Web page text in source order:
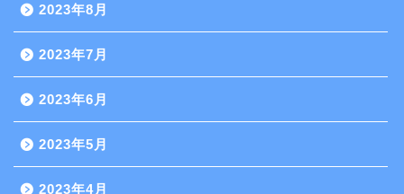
2023年8月
2023年7月
2023年6月
2023年5月
2023年4月